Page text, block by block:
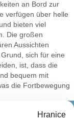
an Bord zur
verfügen über helle
bieten viel
Die großen
Aussichten
sich für eine
ist, dass die
bequem mit
die Fortbewegung
Hranice